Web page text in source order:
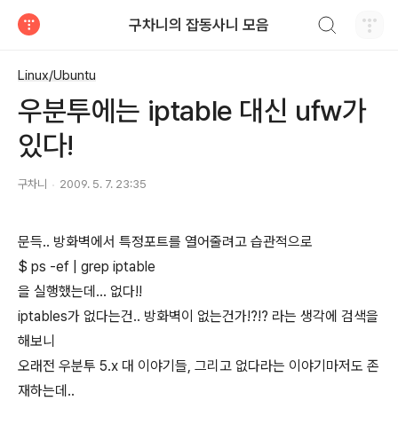
구차니의 잡동사니 모음
Linux/Ubuntu
우분투에는 iptable 대신 ufw가
있다!
구차니 2009. 5. 7. 23:35
문득.. 방화벽에서 특정포트를 열어줄려고 습관적으로
$ ps -ef | grep iptable
을 실행했는데... 없다!!
iptables가 없다는건.. 방화벽이 없는건가!?!? 라는 생각에 검색을
해보니
오래전 우분투 5.x 대 이야기들, 그리고 없다라는 이야기마저도 존
재하는데..